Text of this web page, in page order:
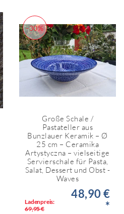
-30%
Große Schale /
Pastateller aus
Bunzlauer Keramik – Ø
25 cm – Ceramika
Artystyczna – vielseitige
Servierschale für Pasta,
Salat, Dessert und Obst -
Waves
Ladenpreis:
69,95 €
48,90 €
*